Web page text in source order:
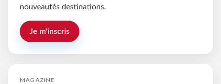
nouveautés destinations.
Je m'inscris
MAGAZINE